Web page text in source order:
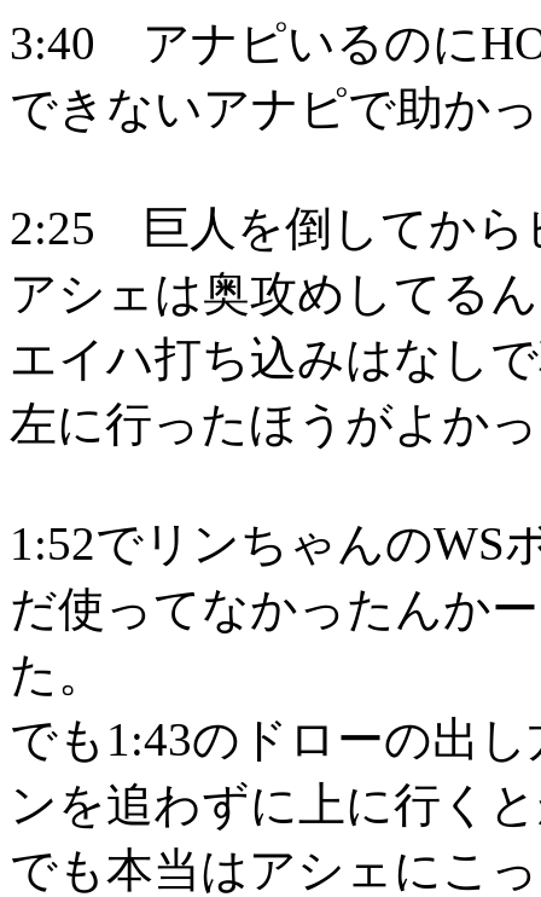
3:40 アナピいるのに
できないアナピで助か
2:25 巨人を倒してから
アシェは奥攻めしてる
エイハ打ち込みはなし
左に行ったほうがよか
1:52でリンちゃんのWS
だ使ってなかったんか
た。
でも1:43のドローの出
ンを追わずに上に行く
でも本当はアシェにこ